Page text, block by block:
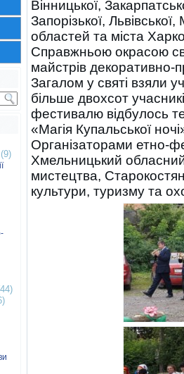
(9)
Вінницької,
Запорізької,
областей та міста
Справжньою окрасою
майстрів декоративно-
Загалом у святі взяли
більше двохсот
фестивалю відбулось
«Магія Купальської
Організаторами етно-
Хмельницький
мистецтва,
культури, туризму та